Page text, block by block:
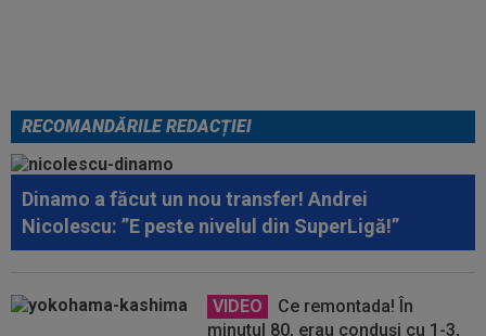
RECOMANDĂRILE REDACȚIEI
Dinamo a făcut un nou transfer! Andrei
Nicolescu: ”E peste nivelul din SuperLigă!”
VIDEO
Ce remontada! În
minutul 80, erau conduși cu 1-3,